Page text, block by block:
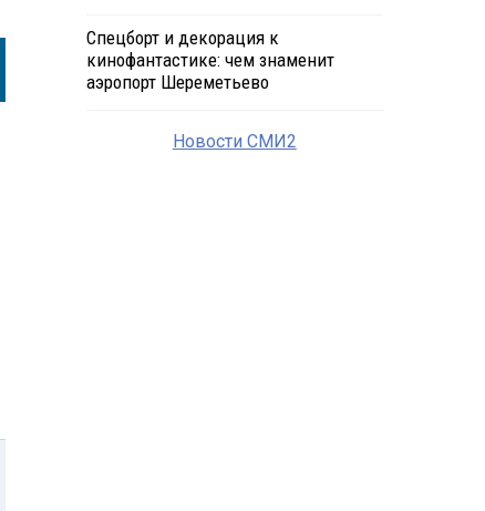
Спецборт и декорация к
кинофантастике: чем знаменит
аэропорт Шереметьево
Новости СМИ2